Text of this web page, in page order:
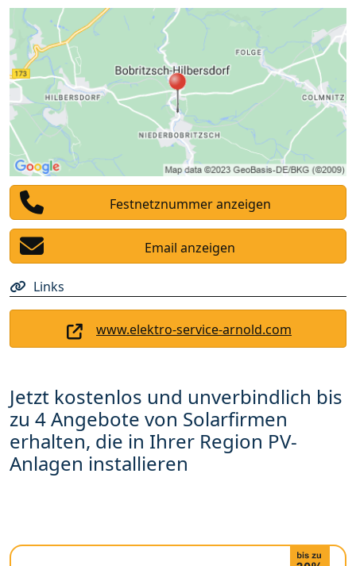
Festnetznummer anzeigen
Email anzeigen
Links
www.elektro-service-arnold.com
Jetzt kostenlos und unverbindlich bis
zu 4 Angebote von Solarfirmen
erhalten, die in Ihrer Region PV-
Anlagen installieren